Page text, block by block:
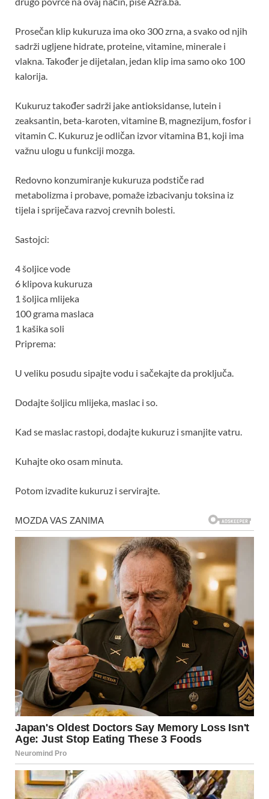
Prosečan klip kukuruza ima oko 300 zrna, a svako od njih
sadrži ugljene hidrate, proteine, vitamine, minerale i
vlakna. Također je dijetalan, jedan klip ima samo oko 100
kalorija.
Kukuruz također sadrži jake antioksidanse, lutein i
zeaksantin, beta-karoten, vitamine B, magnezijum, fosfor i
vitamin C. Kukuruz je odličan izvor vitamina B1, koji ima
važnu ulogu u funkciji mozga.
Redovno konzumiranje kukuruza podstiče rad
metabolizma i probave, pomaže izbacivanju toksina iz
tijela i spriječava razvoj crevnih bolesti.
Sastojci:
4 šoljice vode
6 klipova kukuruza
1 šoljica mlijeka
100 grama maslaca
1 kašika soli
Priprema:
U veliku posudu sipajte vodu i sačekajte da proključa.
Dodajte šoljicu mlijeka, maslac i so.
Kad se maslac rastopi, dodajte kukuruz i smanjite vatru.
Kuhajte oko osam minuta.
Potom izvadite kukuruz i servirajte.